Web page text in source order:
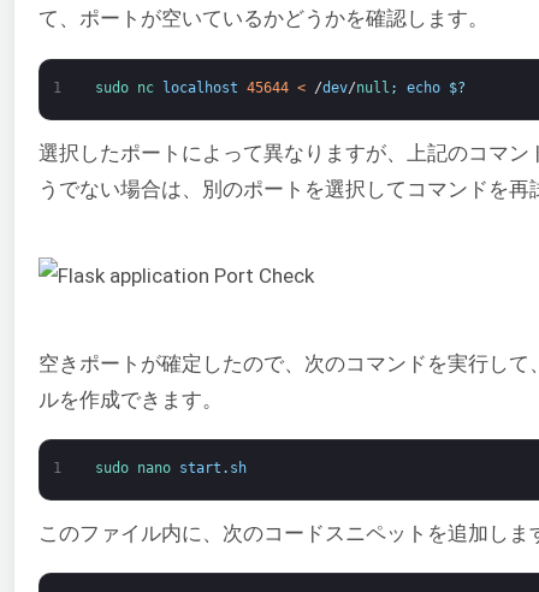
て、ポートが空いているかどうかを確認します。
1 sudo nc localhost 45644 < /dev/null ; echo $?
選択したポートによって異なりますが、上記のコマ
うでない場合は、別のポートを選択してコマンドを
空きポートが確定したので、次のコマンドを実行し
ルを作成できます。
1 sudo nano start . sh
このファイル内に、次のコードスニペットを追加しま